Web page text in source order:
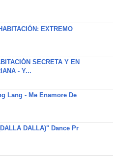
EXTREMO
SECRETA Y EN
- Y...
Lang - Me Enamore De
DALLA)" Dance Pr